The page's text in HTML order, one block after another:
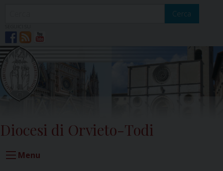
Cerca
Diocesi di Orvieto-Todi
Menu